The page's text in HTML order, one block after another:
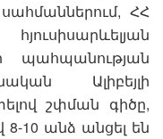
ՀՀ
պահպանության
Ալիբեյլի
շփման գիծը,
10 անձ անցել են